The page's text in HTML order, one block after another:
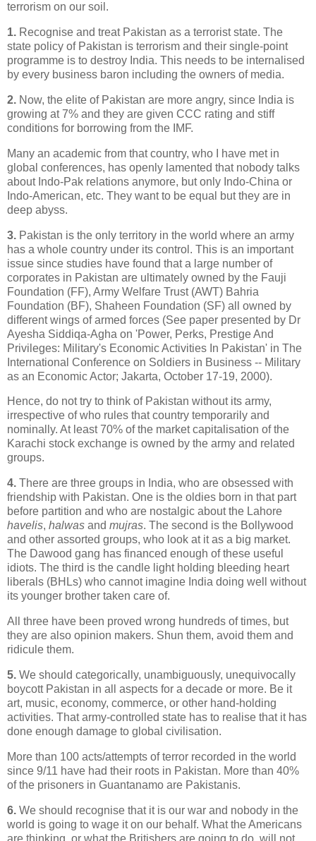
terrorism on our soil.
1. Recognise and treat Pakistan as a terrorist state. The
state policy of Pakistan is terrorism and their single-point
programme is to destroy India. This needs to be internalised
by every business baron including the owners of media.
2. Now, the elite of Pakistan are more angry, since India is
growing at 7% and they are given CCC rating and stiff
conditions for borrowing from the IMF.
Many an academic from that country, who I have met in
global conferences, has openly lamented that nobody talks
about Indo-Pak relations anymore, but only Indo-China or
Indo-American, etc. They want to be equal but they are in
deep abyss.
3. Pakistan is the only territory in the world where an army
has a whole country under its control. This is an important
issue since studies have found that a large number of
corporates in Pakistan are ultimately owned by the Fauji
Foundation (FF), Army Welfare Trust (AWT) Bahria
Foundation (BF), Shaheen Foundation (SF) all owned by
different wings of armed forces (See paper presented by Dr
Ayesha Siddiqa-Agha on 'Power, Perks, Prestige And
Privileges: Military's Economic Activities In Pakistan' in The
International Conference on Soldiers in Business -- Military
as an Economic Actor; Jakarta, October 17-19, 2000).
Hence, do not try to think of Pakistan without its army,
irrespective of who rules that country temporarily and
nominally. At least 70% of the market capitalisation of the
Karachi stock exchange is owned by the army and related
groups.
4. There are three groups in India, who are obsessed with
friendship with Pakistan. One is the oldies born in that part
before partition and who are nostalgic about the Lahore
havelis, halwas and mujras. The second is the Bollywood
and other assorted groups, who look at it as a big market.
The Dawood gang has financed enough of these useful
idiots. The third is the candle light holding bleeding heart
liberals (BHLs) who cannot imagine India doing well without
its younger brother taken care of.
All three have been proved wrong hundreds of times, but
they are also opinion makers. Shun them, avoid them and
ridicule them.
5. We should categorically, unambiguously, unequivocally
boycott Pakistan in all aspects for a decade or more. Be it
art, music, economy, commerce, or other hand-holding
activities. That army-controlled state has to realise that it has
done enough damage to global civilisation.
More than 100 acts/attempts of terror recorded in the world
since 9/11 have had their roots in Pakistan. More than 40%
of the prisoners in Guantanamo are Pakistanis.
6. We should recognise that it is our war and nobody in the
world is going to wage it on our behalf. What the Americans
are thinking, or what the Britishers are going to do, will not